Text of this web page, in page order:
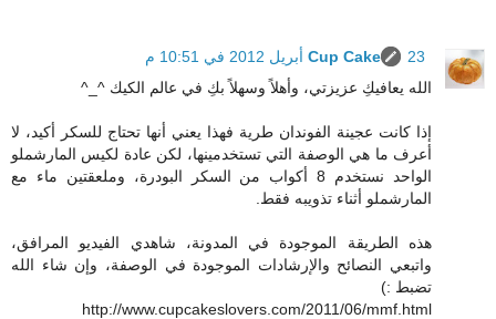
Cup Cake
23 أبريل 2012 في 10:51 م
الله يعافيكِ عزيزتي، وأهلاً وسهلاً بكِ في عالم الكيك ^_^
إذا كانت عجينة الفوندان طرية فهذا يعني أنها تحتاج للسكر أكيد، لا
أعرف ما هي الوصفة التي تستخدمينها، لكن عادة لكيس المارشملو
الواحد نستخدم 8 أكواب من السكر البودرة، وملعقتين ماء مع
المارشملو أثناء تذويبه فقط.
هذه الطريقة الموجودة في المدونة، شاهدي الفيديو المرافق،
واتبعي النصائح والإرشادات الموجودة في الوصفة، وإن شاء الله
تضبط :)
http://www.cupcakeslovers.com/2011/06/mmf.html